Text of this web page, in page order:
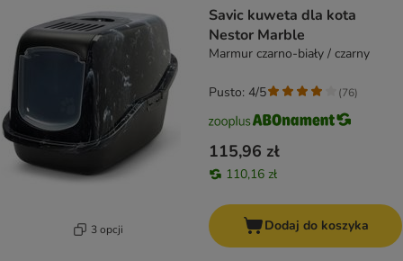
3 opcji
Savic kuweta dla kota
Nestor Marble
Marmur czarno-biały / czarny
115,96 zł
110,16 zł
Pusto: 4/5 (76)
Dodaj do koszyka